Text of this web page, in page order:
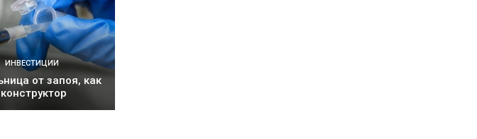
ИНВЕСТИЦИИ
от запоя, как
конструктор